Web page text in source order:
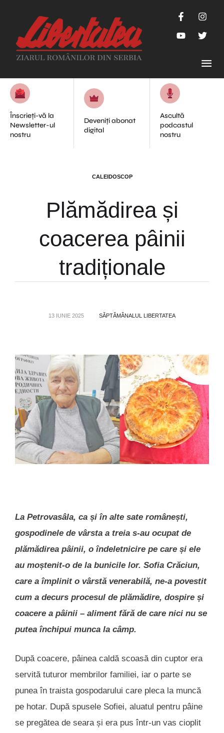
Înscrieți-vă la
Newsletter-ul
nostru
Deveniți abonat
digital
Ascultă
podcastul
nostru
CALEIDOSCOP
Plămădirea și
coacerea pâinii
tradiționale
13 IUNIE 2025 SĂPTĂMÂNALUL LIBERTATEA
La Petrovasâla, ca și în alte sate românești,
gospodinele de vârsta a treia s-au ocupat de
plămădirea pâinii, o îndeletnicire pe care și ele
au moștenit-o de la bunicile lor. Sofia Crăciun,
care a împlinit o vârstă venerabilă, ne-a povestit
cum a decurs procesul de plămădire, dospire și
coacere a pâinii – aliment fără de care nici nu se
putea închipui munca la câmp.
După coacere, pâinea caldă scoasă din cuptor era
servită tuturor membrilor familiei, iar o parte se
punea în traista gospodarului care pleca la muncă
pe hotar. După spusele Sofiei, aluatul pentru pâine
se pregătea de seara și era pus într-un vas cioplit